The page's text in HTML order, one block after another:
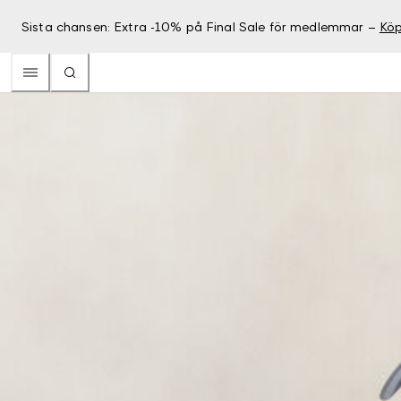
Sista chansen: Extra -10% på Final Sale för medlemmar –